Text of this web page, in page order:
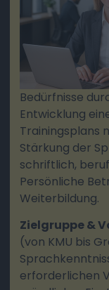
Bedürfnisse
Entwicklung
Trainingsplans
Stärkung der
schriftlich,
Persönliche
Weiterbildung.
Zielgruppe &
(von KMU bis
erforderlichen